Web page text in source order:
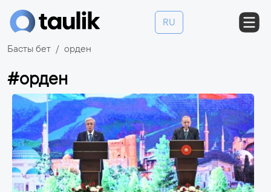
RU
Басты бет орден
#орден